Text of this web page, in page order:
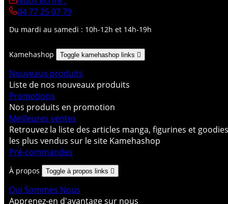
04 77 25 07 79
Du mardi au samedi : 10h-12h et 14h-19h
Kamehashop Toggle kamehashop links 
Nouveaux produits
Liste de nos nouveaux produits
Promotions
Nos produits en promotion
Meilleures ventes
Retrouvez la liste des articles manga, figurines et goodies
les plus vendus sur le site Kamehashop
Pré-commandes
À propos Toggle à propos links 
Qui Sommes Nous
Apprenez-en d'avantage sur nous